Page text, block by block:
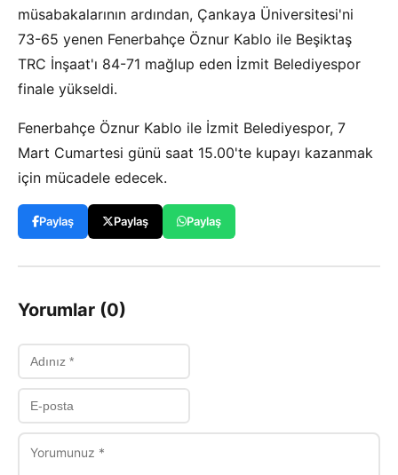
müsabakalarının ardından, Çankaya Üniversitesi'ni
73-65 yenen Fenerbahçe Öznur Kablo ile Beşiktaş
TRC İnşaat'ı 84-71 mağlup eden İzmit Belediyespor
finale yükseldi.
Fenerbahçe Öznur Kablo ile İzmit Belediyespor, 7
Mart Cumartesi günü saat 15.00'te kupayı kazanmak
için mücadele edecek.
Paylaş Paylaş Paylaş
Yorumlar (0)